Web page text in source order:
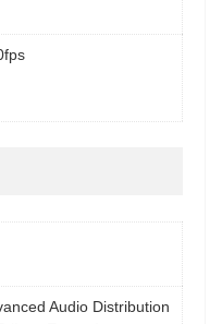
Audio Distribution